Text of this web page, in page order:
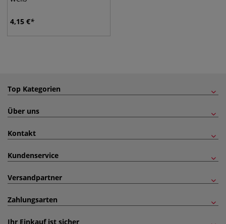
4,15 €
Top Kategorien
Über uns
Kontakt
Kundenservice
Versandpartner
Zahlungsarten
Ihr Einkauf ist sicher